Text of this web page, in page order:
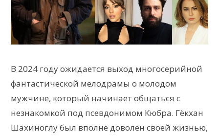
В 2024 году ожидается выход многосерийной
фантастической мелодрамы о молодом
мужчине, который начинает общаться с
незнакомкой под псевдонимом Кюбра. Гёкхан
Шахиноглу был вполне доволен своей жизнью,